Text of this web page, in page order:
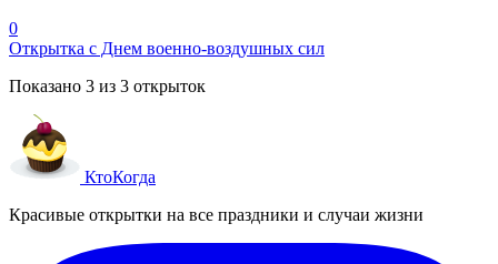
0
Открытка с Днем военно-воздушных сил
Показано 3 из 3 открыток
КтоКогда
Красивые открытки на все праздники и случаи жизни